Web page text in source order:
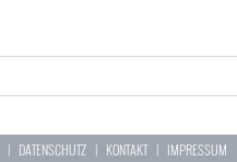
| DATENSCHUTZ | KONTAKT| IMPRESSUM